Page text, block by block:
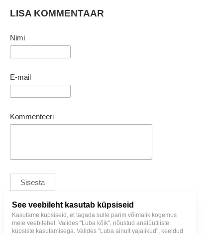
LISA KOMMENTAAR
Nimi
E-mail
Kommenteeri
T. + 372 5128000 |bl@birgitlinnamae.com
See veebileht kasutab küpsiseid
Kasutame küpsiseid, et tagada sulle parim võimalik kogemus
meie veebilehel. Valides "Luba kõik", nõustud analüütiliste
küpsiste kasutamisega. Valides "Luba ainult vajalikud", keeldud